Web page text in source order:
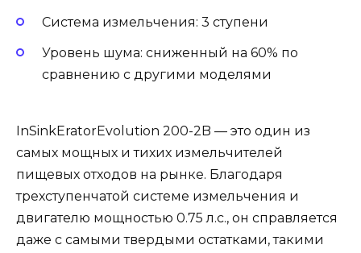
Система измельчения: 3 ступени
Уровень шума: сниженный на 60% по
сравнению с другими моделями
InSinkEratorEvolution 200-2B — это один из
самых мощных и тихих измельчителей
пищевых отходов на рынке. Благодаря
трехступенчатой системе измельчения и
двигателю мощностью 0.75 л.с., он справляется
даже с самыми твердыми остатками, такими